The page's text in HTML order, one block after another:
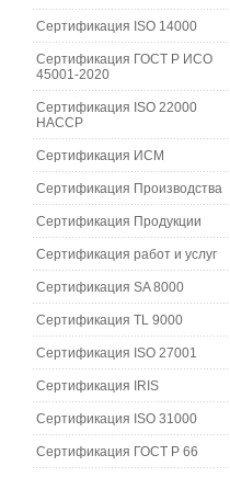
Сертификация ISO 14000
Сертификация ГОСТ Р ИСО
45001-2020
Сертификация ISO 22000
HACCP
Сертификация ИСМ
Сертификация Производства
Сертификация Продукции
Сертификация работ и услуг
Сертификация SA 8000
Сертификация TL 9000
Сертификация ISO 27001
Сертификация IRIS
Сертификация ISO 31000
Сертификация ГОСТ Р 66